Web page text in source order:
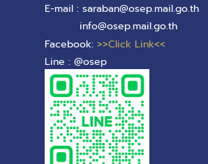
E-mail : saraban@osep.mail.go.th
info@osep.mail.go.th
Facebook: >>Click Link<<
Line : @osep